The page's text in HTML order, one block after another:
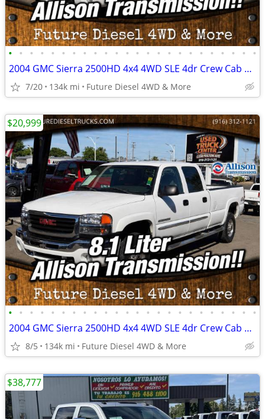
• • • • • • • • • • • • • • • • • • • • • • • •
2004 GMC Sierra 2500HD 4x4 4WD SLE 4dr Crew Cab LB Pickup Truck
7/20 134k mi Future Diesel 4WD & More
• • • • • • • • • • • • • • • • • • • • • • • •
2004 GMC Sierra 2500HD 4x4 4WD SLE 4dr Crew Cab LB Pickup Truck
8/5 134k mi Future Diesel 4WD & More
$20,999
$38,777